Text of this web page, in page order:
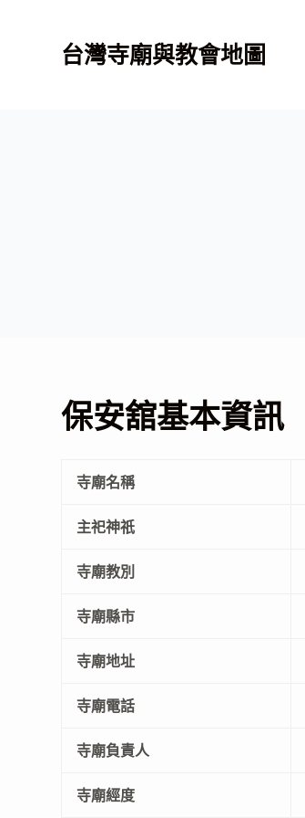
台灣寺廟與教會地圖
保安舘基本資訊
寺廟名稱
主祀神祇
寺廟教別
寺廟縣市
寺廟地址
寺廟電話
寺廟負責人
寺廟經度